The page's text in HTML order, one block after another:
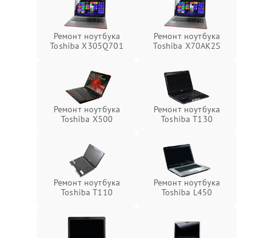
Ремонт ноутбука
Toshiba X305Q701
Ремонт ноутбука
Toshiba X70AK2S
Ремонт ноутбука
Toshiba X500
Ремонт ноутбука
Toshiba T130
Ремонт ноутбука
Toshiba T110
Ремонт ноутбука
Toshiba L450